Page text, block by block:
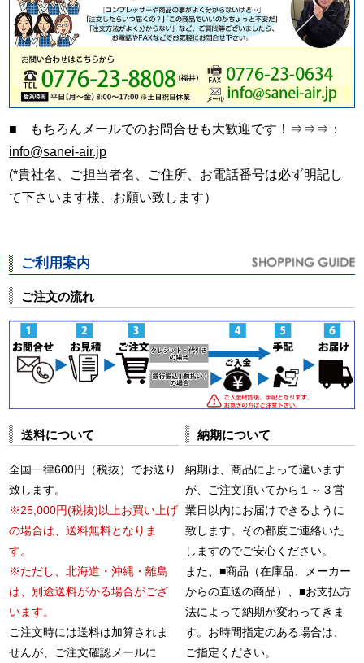
■ もちろんメールでのお問合せも大歓迎です！⇒⇒⇒：
info@sanei-air.jp
(*貴社名、ご担当者名、ご住所、お電話番号は必ず明記し
て下さいます様、お願い致します）
ご利用案内
ご注文の流れ
送料について
全国一律600円（税抜）でお送り
致します。
※25,000円(税抜)以上お買い上げ
の場合は、送料無料となりま
す。
※ただし、北海道・沖縄・離島
は、別途送料がかる場合がござ
います。
ご注文時には送料は加算されま
せんが、ご注文確認メールに
納期について
納期は、商品によって違います
が、ご注文頂いてから１～３営
業日以内にお届けできるように
致します。その都度ご連絡いた
しますのでご安心ください。
また、■商品（在庫品、メーカー
からの直送の商品）、■お支払方
法によって納期が変わってきま
す。お時間指定のある場合は、
ご指定ください。